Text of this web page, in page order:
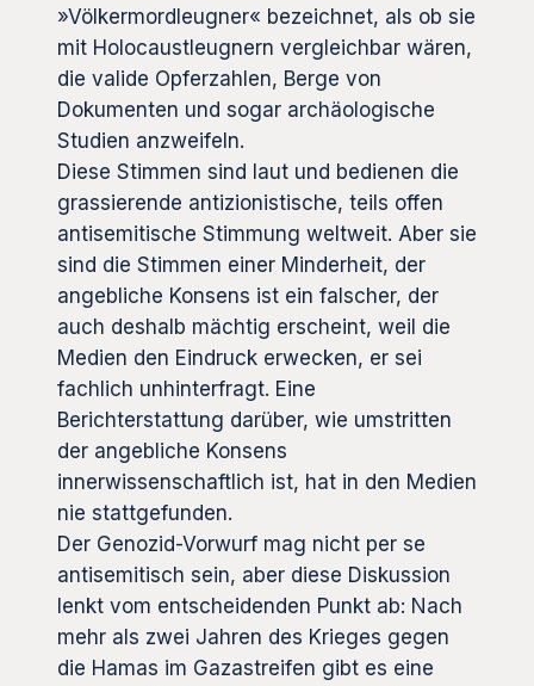
»Völkermordleugner« bezeichnet, als ob sie
mit Holocaustleugnern vergleichbar wären,
die valide Opferzahlen, Berge von
Dokumenten und sogar archäologische
Studien anzweifeln.
Diese Stimmen sind laut und bedienen die
grassierende antizionistische, teils offen
antisemitische Stimmung weltweit. Aber sie
sind die Stimmen einer Minderheit, der
angebliche Konsens ist ein falscher, der
auch deshalb mächtig erscheint, weil die
Medien den Eindruck erwecken, er sei
fachlich unhinterfragt. Eine
Berichterstattung darüber, wie umstritten
der angebliche Konsens
innerwissenschaftlich ist, hat in den Medien
nie stattgefunden.
Der Genozid-Vorwurf mag nicht per se
antisemitisch sein, aber diese Diskussion
lenkt vom entscheidenden Punkt ab: Nach
mehr als zwei Jahren des Krieges gegen
die Hamas im Gazastreifen gibt es eine